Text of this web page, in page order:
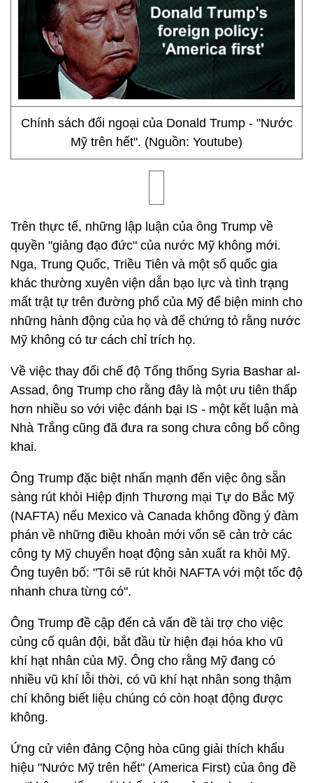
Chính sách đối ngoại của Donald Trump - "Nước
Mỹ trên hết". (Nguồn: Youtube)
Trên thực tế, những lập luận của ông Trump về
quyền "giảng đạo đức" của nước Mỹ không mới.
Nga, Trung Quốc, Triều Tiên và một số quốc gia
khác thường xuyên viện dẫn bạo lực và tình trạng
mất trật tự trên đường phố của Mỹ để biện minh cho
những hành động của họ và để chứng tỏ rằng nước
Mỹ không có tư cách chỉ trích họ.
Về việc thay đổi chế độ Tổng thống Syria Bashar al-
Assad, ông Trump cho rằng đây là một ưu tiên thấp
hơn nhiều so với việc đánh bại IS - một kết luận mà
Nhà Trắng cũng đã đưa ra song chưa công bố công
khai.
Ông Trump đặc biệt nhấn mạnh đến việc ông sẵn
sàng rút khỏi Hiệp định Thương mại Tự do Bắc Mỹ
(NAFTA) nếu Mexico và Canada không đồng ý đàm
phán về những điều khoản mới vốn sẽ cản trở các
công ty Mỹ chuyển hoạt động sản xuất ra khỏi Mỹ.
Ông tuyên bố: "Tôi sẽ rút khỏi NAFTA với một tốc độ
nhanh chưa từng có".
Ông Trump đề cập đến cả vấn đề tài trợ cho việc
củng cố quân đội, bắt đầu từ hiện đại hóa kho vũ
khí hạt nhân của Mỹ. Ông cho rằng Mỹ đang có
nhiều vũ khí lỗi thời, có vũ khí hạt nhân song thậm
chí không biết liệu chúng có còn hoạt động được
không.
Ứng cử viên đảng Cộng hòa cũng giải thích khẩu
hiệu "Nước Mỹ trên hết" (America First) của ông đề